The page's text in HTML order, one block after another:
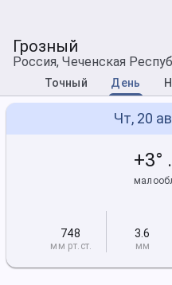
Грозный
Россия, Чеченская
Точный День
Чт, 20
+3°
748
мм рт.ст.
3.6
мм